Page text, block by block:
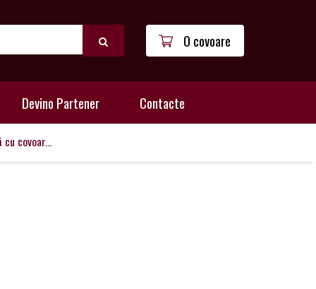
0 covoare
Devino Partener Contacte
cu covoar...